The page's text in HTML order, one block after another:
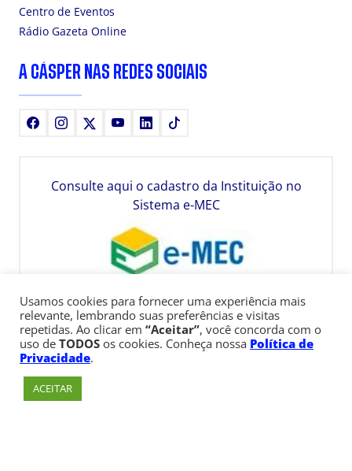
Centro de Eventos
Rádio Gazeta Online
A CÁSPER NAS REDES SOCIAIS
FacebookInstagram YoutubeLinkedIn
Consulte aqui o cadastro da Instituição no
Sistema e-MEC
Usamos cookies para fornecer uma experiência mais
relevante, lembrando suas preferências e visitas
repetidas. Ao clicar em “Aceitar”, você concorda com o
uso de TODOS os cookies. Conheça nossa Política de
Privacidade.
ACEITAR